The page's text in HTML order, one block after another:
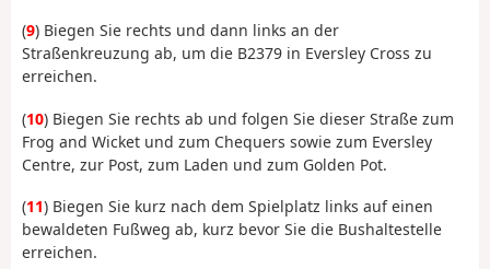
(9) Biegen Sie rechts und dann links an der
Straßenkreuzung ab, um die B2379 in Eversley Cross zu
erreichen.
(10) Biegen Sie rechts ab und folgen Sie dieser Straße zum
Frog and Wicket und zum Chequers sowie zum Eversley
Centre, zur Post, zum Laden und zum Golden Pot.
(11) Biegen Sie kurz nach dem Spielplatz links auf einen
bewaldeten Fußweg ab, kurz bevor Sie die Bushaltestelle
erreichen.